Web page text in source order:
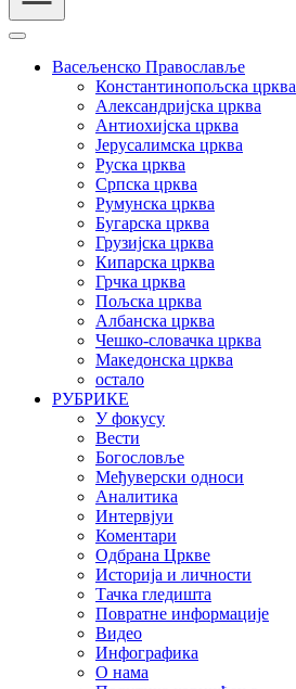
Васељенско Православље
Константинопољска црква
Александријска црква
Антиохијска црква
Јерусалимска црква
Руска црква
Српска црква
Румунска црква
Бугарска црква
Грузијска црква
Кипарска црква
Грчка црква
Пољска црква
Албанска црква
Чешко-словачка црква
Македонска црква
остало
РУБРИКЕ
У фокусу
Вести
Богословље
Међуверски односи
Аналитика
Интервјуи
Коментари
Одбрана Цркве
Историја и личности
Тачка гледишта
Повратне информације
Видео
Инфографика
О нама